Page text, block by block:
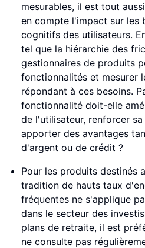
mesurables, il est tout
en compte l'impact sur les
cognitifs des utilisateurs.
tel que la hiérarchie des
gestionnaires de produits
fonctionnalités et mesurer
répondant à ces besoins.
fonctionnalité doit-elle
de l'utilisateur, renforcer
apporter des avantages
d'argent ou de crédit ?
Pour les produits destinés
tradition de hauts taux
fréquentes ne s'applique
dans le secteur des
plans de retraite, il est
ne consulte pas